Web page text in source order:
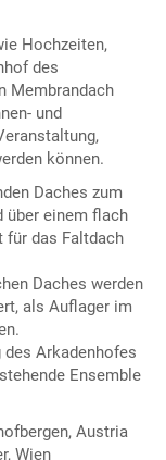
Hochzeiten,
des
Membrandach
und
können.
Daches zum
über einem flach
für das Faltdach
Daches werden
als Auflager im
des Arkadenhofes
Ensemble
Austria
Wien